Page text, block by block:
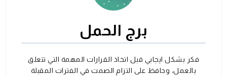
برج الحمل
فكر بشكل ايجابي قبل اتخاذ القرارات المهمة التي تتعلق
بالعمل، وحافظ على التزام الصمت في الفترات المقبلة